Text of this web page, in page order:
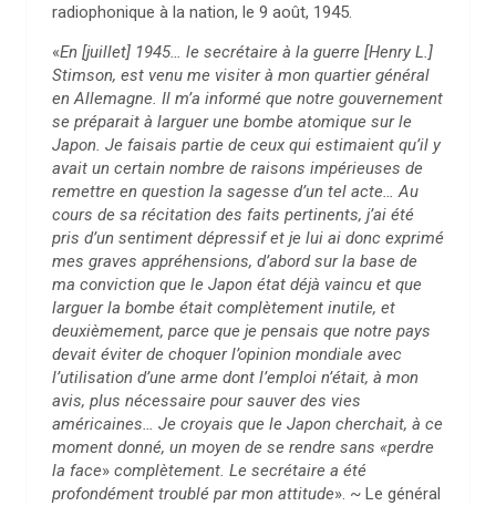
radiophonique à la nation, le 9 août, 1945.
«En [juillet] 1945… le secrétaire à la guerre [Henry L.]
Stimson, est venu me visiter à mon quartier général
en Allemagne. Il m’a informé que notre gouvernement
se préparait à larguer une bombe atomique sur le
Japon. Je faisais partie de ceux qui estimaient qu’il y
avait un certain nombre de raisons impérieuses de
remettre en question la sagesse d’un tel acte… Au
cours de sa récitation des faits pertinents, j’ai été
pris d’un sentiment dépressif et je lui ai donc exprimé
mes graves appréhensions, d’abord sur la base de
ma conviction que le Japon état déjà vaincu et que
larguer la bombe était complètement inutile, et
deuxièmement, parce que je pensais que notre pays
devait éviter de choquer l’opinion mondiale avec
l’utilisation d’une arme dont l’emploi n’était, à mon
avis, plus nécessaire pour sauver des vies
américaines… Je croyais que le Japon cherchait, à ce
moment donné, un moyen de se rendre sans «perdre
la face» complètement. Le secrétaire a été
profondément troublé par mon attitude». ~ Le général